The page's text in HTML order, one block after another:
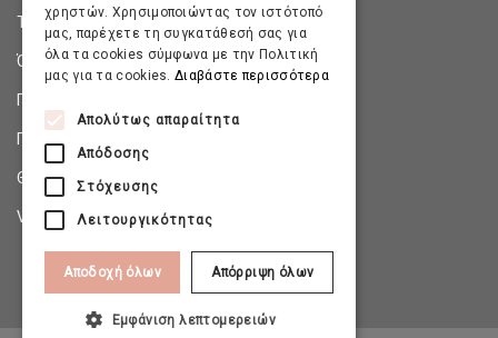
Τρόποι Πληρωμής
Όροι & Προϋποθέσεις
Πολιτική Απορρήτου
Πολιτική Επιστροφών
Θέσεις Εργασίας
Virtual Tour
χρηστών. Χρησιμοποιώντας τον ιστότοπό
μας, παρέχετε τη συγκατάθεσή σας για
όλα τα cookies σύμφωνα με την Πολιτική
μας για τα cookies. Διαβάστε περισσότερα
Απολύτως απαραίτητα
Απόδοσης
Στόχευσης
Λειτουργικότητας
Αποδοχή όλων Απόρριψη όλων
Εμφάνιση λεπτομερειών